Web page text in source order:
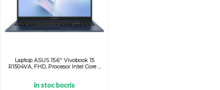
Laptop ASUS 15.6'' Vivobook 15
R1504VA, FHD, Procesor Intel Core ...
in stoc bocris